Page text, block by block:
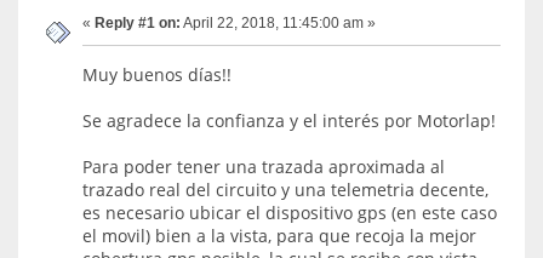
« Reply #1 on: April 22, 2018, 11:45:00 am »
Muy buenos días!!
Se agradece la confianza y el interés por Motorlap!
Para poder tener una trazada aproximada al
trazado real del circuito y una telemetria decente,
es necesario ubicar el dispositivo gps (en este caso
el movil) bien a la vista, para que recoja la mejor